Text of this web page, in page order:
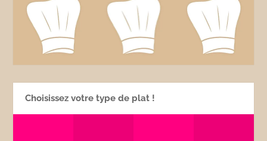
Choisissez votre type de plat !